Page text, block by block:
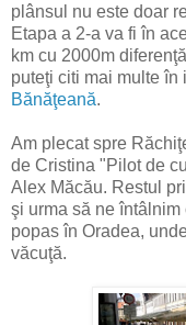
plânsul nu este doar
Etapa a 2-a va fi în
km cu 2000m
puteţi citi mai multe în
Bănăţeană.
Am plecat spre
de Cristina "Pilot de
Alex Măcău. Restul
şi urma să ne
popas în Oradea,
văcuţă.